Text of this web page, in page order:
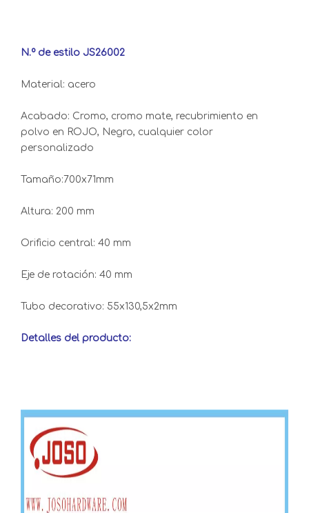
N.º de estilo JS26002
Material: acero
Acabado: Cromo, cromo mate, recubrimiento en
polvo en ROJO, Negro, cualquier color
personalizado
Tamaño:700x71mm
Altura: 200 mm
Orificio central: 40 mm
Eje de rotación: 40 mm
Tubo decorativo: 55x130,5x2mm
Detalles del producto: